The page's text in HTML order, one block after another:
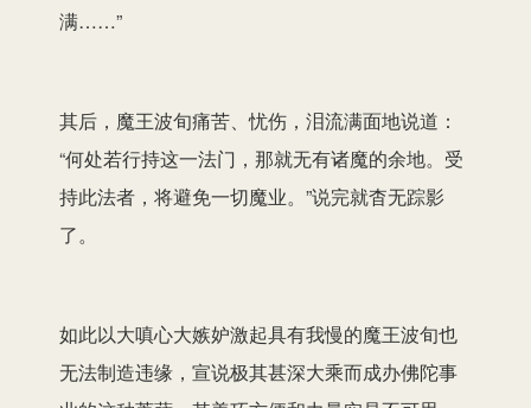
满……”
其后，魔王波旬痛苦、忧伤，泪流满面地说道：
“何处若行持这一法门，那就无有诸魔的余地。受
持此法者，将避免一切魔业。”说完就杳无踪影
了。
如此以大嗔心大嫉妒激起具有我慢的魔王波旬也
无法制造违缘，宣说极其甚深大乘而成办佛陀事